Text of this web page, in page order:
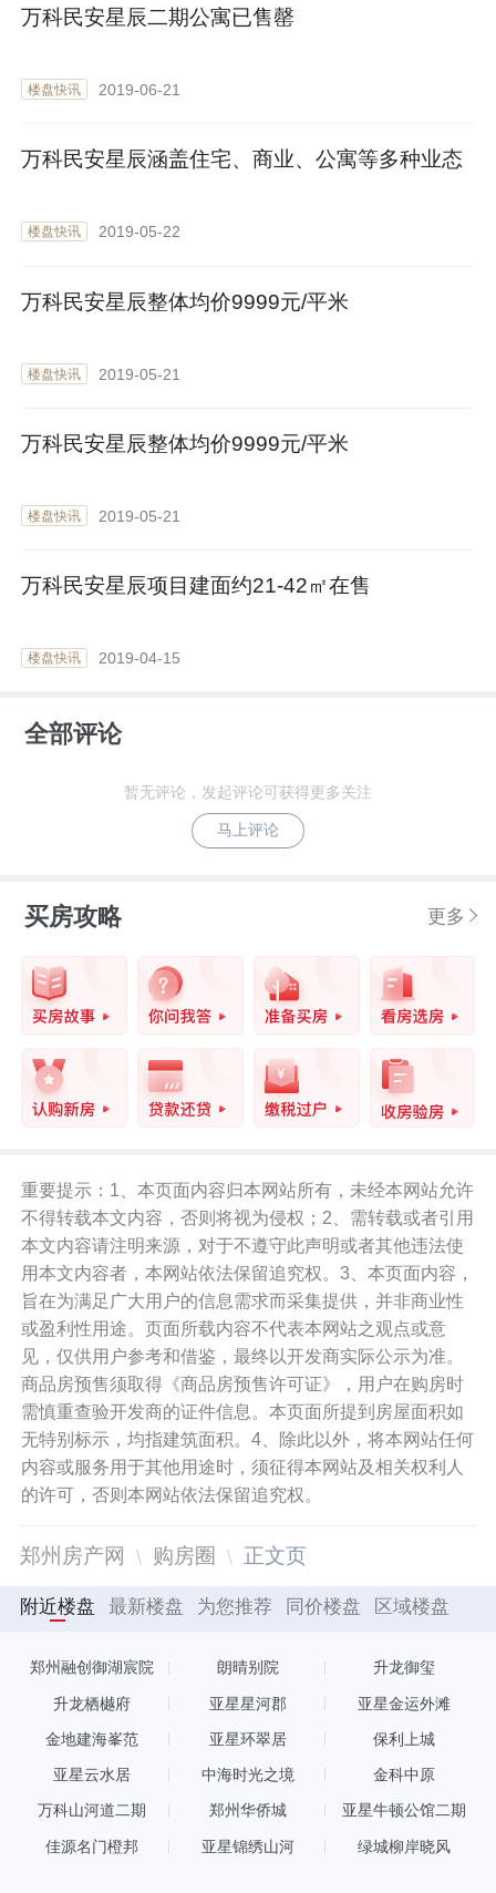
万科民安星辰二期公寓已售罄
楼盘快讯 2019-06-21
万科民安星辰涵盖住宅、商业、公寓等多种业态
楼盘快讯 2019-05-22
万科民安星辰整体均价9999元/平米
楼盘快讯 2019-05-21
万科民安星辰整体均价9999元/平米
楼盘快讯 2019-05-21
万科民安星辰项目建面约21-42㎡在售
楼盘快讯 2019-04-15
全部评论
暂无评论，发起评论可获得更多关注
马上评论
买房攻略 更多
重要提示：1、本页面内容归本网站所有，未经本网站允许
不得转载本文内容，否则将视为侵权；2、需转载或者引用
本文内容请注明来源，对于不遵守此声明或者其他违法使
用本文内容者，本网站依法保留追究权。3、本页面内容，
旨在为满足广大用户的信息需求而采集提供，并非商业性
或盈利性用途。页面所载内容不代表本网站之观点或意
见，仅供用户参考和借鉴，最终以开发商实际公示为准。
商品房预售须取得《商品房预售许可证》，用户在购房时
需慎重查验开发商的证件信息。本页面所提到房屋面积如
无特别标示，均指建筑面积。4、除此以外，将本网站任何
内容或服务用于其他用途时，须征得本网站及相关权利人
的许可，否则本网站依法保留追究权。
郑州房产网 购房圈 正文页
附近楼盘 最新楼盘 为您推荐 同价楼盘 区域楼盘
郑州融创御湖宸院 朗晴别院 升龙御玺
升龙栖樾府 亚星星河郡 亚星金运外滩
金地建海峯范 亚星环翠居 保利上城
亚星云水居 中海时光之境 金科中原
万科山河道二期 郑州华侨城 亚星牛顿公馆二期
佳源名门橙邦 亚星锦绣山河 绿城柳岸晓风